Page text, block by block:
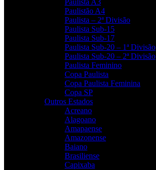
Paulistão A4
Paulista – 2ª Divisão
Paulista Sub-15
Paulista Sub-17
Paulista Sub-20 – 1ª Divisão
Paulista Sub-20 – 2ª Divisão
Paulista Feminino
Copa Paulista
Copa Paulista Feminina
Copa SP
Outros Estados
Acreano
Alagoano
Amapaense
Amazonense
Baiano
Brasiliense
Capixaba